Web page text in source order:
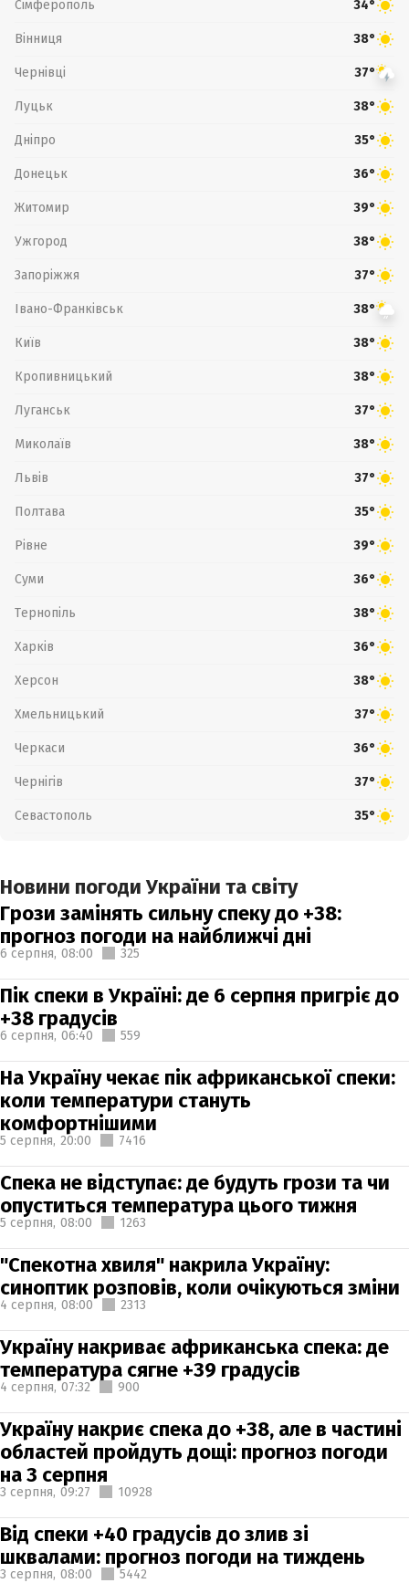
Сімферополь 34°
Вінниця 38°
Чернівці 37°
Луцьк 38°
Дніпро 35°
Донецьк 36°
Житомир 39°
Ужгород 38°
Запоріжжя 37°
Івано-Франківськ 38°
Київ 38°
Кропивницький 38°
Луганськ 37°
Миколаїв 38°
Львів 37°
Полтава 35°
Рівне 39°
Суми 36°
Тернопіль 38°
Харків 36°
Херсон 38°
Хмельницький 37°
Черкаси 36°
Чернігів 37°
Севастополь 35°
Новини погоди України та світу
Грози замінять сильну спеку до +38:
прогноз погоди на найближчі дні
6 серпня, 08:00 325
Пік спеки в Україні: де 6 серпня пригріє до
+38 градусів
6 серпня, 06:40 559
На Україну чекає пік африканської спеки:
коли температури стануть
комфортнішими
5 серпня, 20:00 7416
Спека не відступає: де будуть грози та чи
опуститься температура цього тижня
5 серпня, 08:00 1263
"Спекотна хвиля" накрила Україну:
синоптик розповів, коли очікуються зміни
4 серпня, 08:00 2313
Україну накриває африканська спека: де
температура сягне +39 градусів
4 серпня, 07:32 900
Україну накриє спека до +38, але в частині
областей пройдуть дощі: прогноз погоди
на 3 серпня
3 серпня, 09:27 10928
Від спеки +40 градусів до злив зі
шквалами: прогноз погоди на тиждень
3 серпня, 08:00 5442